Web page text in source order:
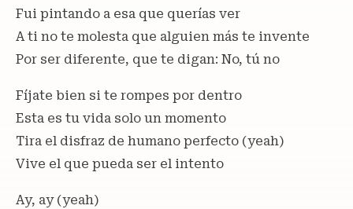
Fui pintando a esa que querías ver
A ti no te molesta que alguien más te invente
Por ser diferente, que te digan: No, tú no
Fíjate bien si te rompes por dentro
Esta es tu vida solo un momento
Tira el disfraz de humano perfecto (yeah)
Vive el que pueda ser el intento
Ay, ay (yeah)